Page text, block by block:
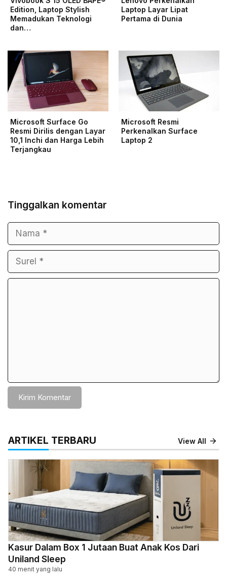
Edition, Laptop Stylish
Memadukan Teknologi
dan…
Laptop Layar Lipat
Pertama di Dunia
Microsoft Surface Go
Resmi Dirilis dengan Layar
10,1 Inchi dan Harga Lebih
Terjangkau
Microsoft Resmi
Perkenalkan Surface
Laptop 2
Tinggalkan komentar
Nama
Surel
ARTIKEL TERBARU View All
Kasur Dalam Box 1 Jutaan Buat Anak Kos Dari
Uniland Sleep
40 menit yang lalu